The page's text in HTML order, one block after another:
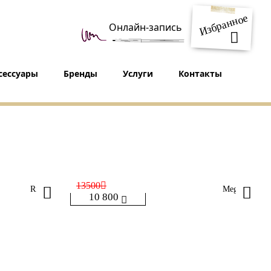
Избранное
Онлайн-запись
Бренды Услуги Контакты
Rika
10 800
13500 Megan